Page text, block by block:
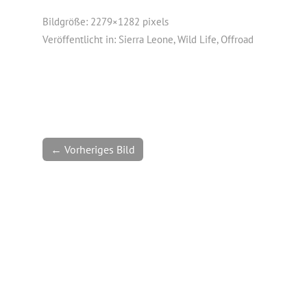
Bildgröße: 2279×1282 pixels
Veröffentlicht in: Sierra Leone, Wild Life, Offroad
← Vorheriges Bild